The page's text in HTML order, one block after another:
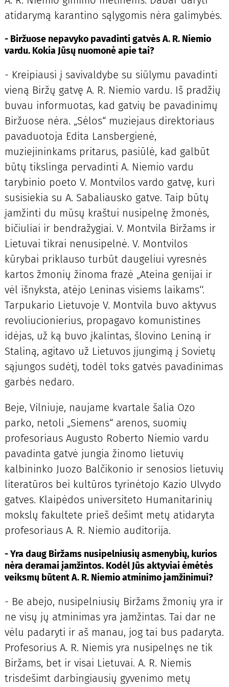
atidarymą karantino sąlygomis nėra galimybės.
- Biržuose nepavyko pavadinti gatvės A. R. Niemio
vardu. Kokia Jūsų nuomonė apie tai?
- Kreipiausi į savivaldybe su siūlymu pavadinti
vieną Biržų gatvę A. R. Niemio vardu. Iš pradžių
buvau informuotas, kad gatvių be pavadinimų
Biržuose nėra. „Sėlos“ muziejaus direktoriaus
pavaduotoja Edita Lansbergienė,
muziejininkams pritarus, pasiūlė, kad galbūt
būtų tikslinga pervadinti A. Niemio vardu
tarybinio poeto V. Montvilos vardo gatvę, kuri
susisiekia su A. Sabaliausko gatve. Taip būtų
įamžinti du mūsų kraštui nusipelnę žmonės,
bičiuliai ir bendražygiai. V. Montvila Biržams ir
Lietuvai tikrai nenusipelnė. V. Montvilos
kūrybai priklauso turbūt daugeliui vyresnės
kartos žmonių žinoma frazė „Ateina genijai ir
vėl išnyksta, atėjo Leninas visiems laikams‘‘.
Tarpukario Lietuvoje V. Montvila buvo aktyvus
revoliucionierius, propagavo komunistines
idėjas, už ką buvo įkalintas, šlovino Leniną ir
Staliną, agitavo už Lietuvos įjungimą į Sovietų
sąjungos sudėtį, todėl toks gatvės pavadinimas
garbės nedaro.
Beje, Vilniuje, naujame kvartale šalia Ozo
parko, netoli „Siemens“ arenos, suomių
profesoriaus Augusto Roberto Niemio vardu
pavadinta gatvė jungia žinomo lietuvių
kalbininko Juozo Balčikonio ir senosios lietuvių
literatūros bei kultūros tyrinėtojo Kazio Ulvydo
gatves. Klaipėdos universiteto Humanitarinių
mokslų fakultete prieš dešimt metų atidaryta
profesoriaus A. R. Niemio auditorija.
- Yra daug Biržams nusipelniusių asmenybių, kurios
nėra deramai įamžintos. Kodėl Jūs aktyviai ėmėtės
veiksmų būtent A. R. Niemio atminimo įamžinimui?
- Be abejo, nusipelniusių Biržams žmonių yra ir
ne visų jų atminimas yra įamžintas. Tai dar ne
vėlu padaryti ir aš manau, jog tai bus padaryta.
Profesorius A. R. Niemis yra nusipelnęs ne tik
Biržams, bet ir visai Lietuvai. A. R. Niemis
trisdešimt darbingiausių gyvenimo metų